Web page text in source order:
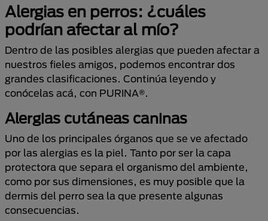
Alergias en perros: ¿cuáles
podrían afectar al mío?
Dentro de las posibles alergias que pueden afectar a
nuestros fieles amigos, podemos encontrar dos
grandes clasificaciones. Continúa leyendo y
conócelas acá, con PURINA®.
Alergias cutáneas caninas
Uno de los principales órganos que se ve afectado
por las alergias es la piel. Tanto por ser la capa
protectora que separa el organismo del ambiente,
como por sus dimensiones, es muy posible que la
dermis del perro sea la que presente algunas
consecuencias.